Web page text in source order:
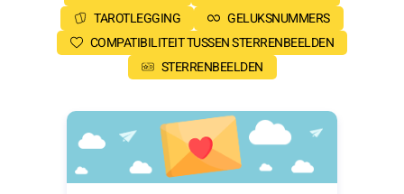
TAROTLEGGING
GELUKSNUMMERS
COMPATIBILITEIT TUSSEN STERRENBEELDEN
STERRENBEELDEN